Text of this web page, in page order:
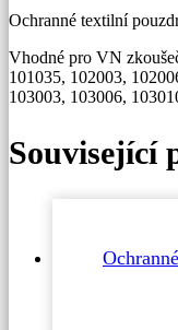
Ochranné textilní
Vhodné pro VN
101035, 102003,
103003, 103006,
Související